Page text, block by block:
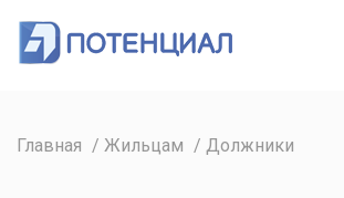
Главная Жильцам Должники